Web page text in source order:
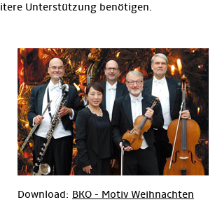
Unterstützung benötigen.
Download: BKO - Motiv Weihnachten